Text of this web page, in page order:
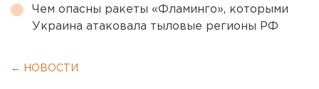
Чем опасны ракеты «Фламинго», которыми
Украина атаковала тыловые регионы РФ
← НОВОСТИ